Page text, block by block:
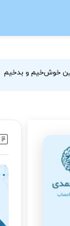
خوش‌خیم و بدخیم